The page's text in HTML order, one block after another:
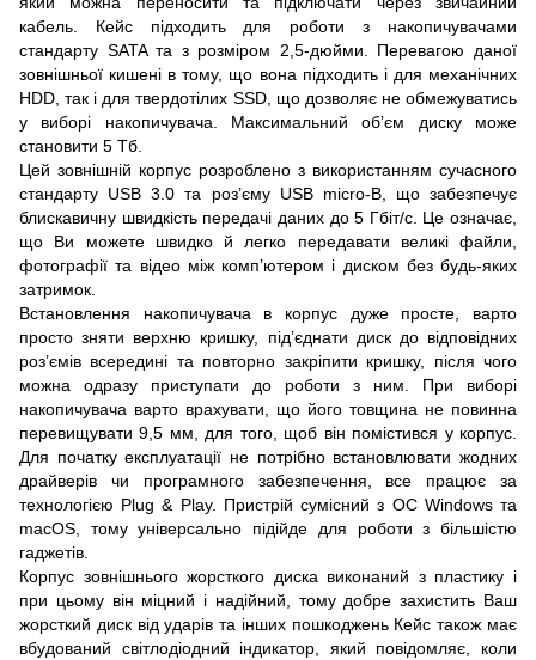
кабель. Кейс підходить для роботи з накопичувачами
стандарту SATA та з розміром 2,5-дюйми. Перевагою даної
зовнішньої кишені в тому, що вона підходить і для механічних
HDD, так і для твердотілих SSD, що дозволяє не обмежуватись
у виборі накопичувача. Максимальний об’єм диску може
становити 5 Тб.
Цей зовнішній корпус розроблено з використанням сучасного
стандарту USB 3.0 та роз’єму USB micro-B, що забезпечує
блискавичну швидкість передачі даних до 5 Гбіт/с. Це означає,
що Ви можете швидко й легко передавати великі файли,
фотографії та відео між комп’ютером і диском без будь-яких
затримок.
Встановлення накопичувача в корпус дуже просте, варто
просто зняти верхню кришку, під’єднати диск до відповідних
роз’ємів всередині та повторно закріпити кришку, після чого
можна одразу приступати до роботи з ним. При виборі
накопичувача варто врахувати, що його товщина не повинна
перевищувати 9,5 мм, для того, щоб він помістився у корпус.
Для початку експлуатації не потрібно встановлювати жодних
драйверів чи програмного забезпечення, все працює за
технологією Plug & Play. Пристрій сумісний з ОС Windows та
macOS, тому універсально підійде для роботи з більшістю
гаджетів.
Корпус зовнішнього жорсткого диска виконаний з пластику і
при цьому він міцний і надійний, тому добре захистить Ваш
жорсткий диск від ударів та інших пошкоджень Кейс також має
вбудований світлодіодний індикатор, який повідомляє, коли